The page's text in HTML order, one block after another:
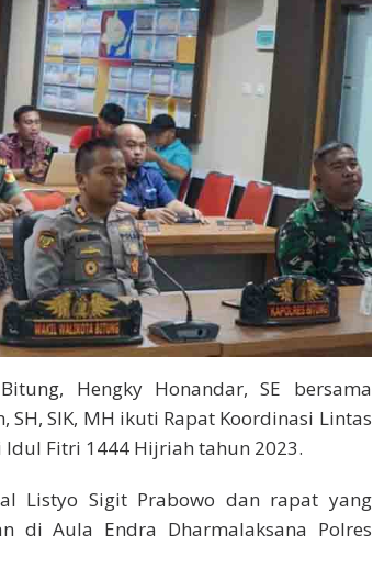
Hengky Honandar, SE bersama
SH, SIK, MH ikuti Rapat Koordinasi Lintas
Idul Fitri 1444 Hijriah tahun 2023.
Listyo Sigit Prabowo dan rapat yang
di Aula Endra Dharmalaksana Polres